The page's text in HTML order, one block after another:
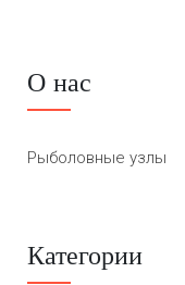
О нас
Рыболовные узлы
Категории